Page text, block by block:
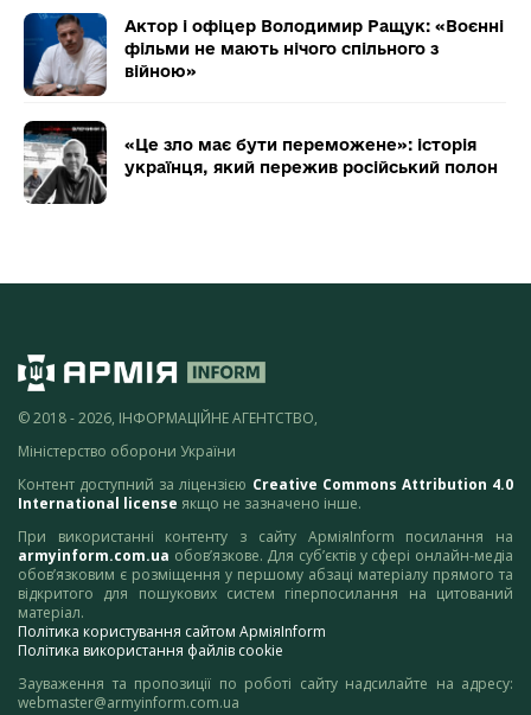
Актор і офіцер Володимир Ращук: «Воєнні
фільми не мають нічого спільного з
війною»
«Це зло має бути переможене»: історія
українця, який пережив російський полон
© 2018 - 2026, ІНФОРМАЦІЙНЕ АГЕНТСТВО,
Міністерство оборони України
Контент доступний за ліцензією Creative Commons Attribution 4.0
International license якщо не зазначено інше.
При використанні контенту з сайту АрміяInform посилання на
armyinform.com.ua обов’язкове. Для суб’єктів у сфері онлайн-медіа
обов’язковим є розміщення у першому абзаці матеріалу прямого та
відкритого для пошукових систем гіперпосилання на цитований
матеріал.
Політика користування сайтом АрміяInform
Політика використання файлів cookie
Зауваження та пропозиції по роботі сайту надсилайте на адресу:
webmaster@armyinform.com.ua